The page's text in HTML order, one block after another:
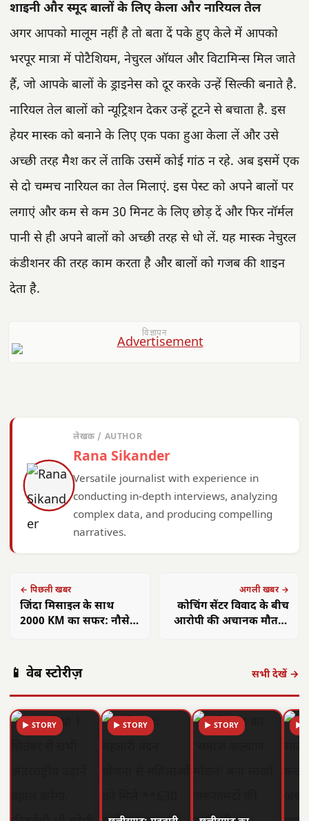
शाइनी और स्मूद बालों के लिए केला और नारियल तेल
अगर आपको मालूम नहीं है तो बता दें पके हुए केले में आपको
भरपूर मात्रा में पोटैशियम, नेचुरल ऑयल और विटामिन्स मिल जाते
हैं, जो आपके बालों के ड्राइनेस को दूर करके उन्हें सिल्की बनाते है.
नारियल तेल बालों को न्यूट्रिशन देकर उन्हें टूटने से बचाता है. इस
हेयर मास्क को बनाने के लिए एक पका हुआ केला लें और उसे
अच्छी तरह मैश कर लें ताकि उसमें कोई गांठ न रहे. अब इसमें एक
से दो चम्मच नारियल का तेल मिलाएं. इस पेस्ट को अपने बालों पर
लगाएं और कम से कम 30 मिनट के लिए छोड़ दें और फिर नॉर्मल
पानी से ही अपने बालों को अच्छी तरह से धो लें. यह मास्क नेचुरल
कंडीशनर की तरह काम करता है और बालों को गजब की शाइन
देता है.
विज्ञापन
लेखक / AUTHOR
Rana Sikander
Versatile journalist with experience in
conducting in-depth interviews, analyzing
complex data, and producing compelling
narratives.
← पिछली खबर
जिंदा मिसाइल के साथ
2000 KM का सफर: नौसेना
अगली खबर →
कोचिंग सेंटर विवाद के बीच
आरोपी की अचानक मौत से
📱 वेब स्टोरीज़ सभी देखें →
▶ STORY ▶ STORY ▶ STORY ▶